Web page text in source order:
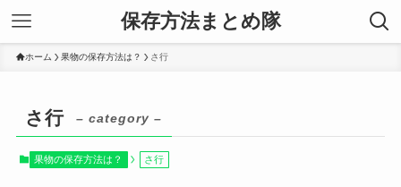
保存方法まとめ隊
ホーム 果物の保存方法は？ さ行
さ行 – category –
果物の保存方法は？ さ行